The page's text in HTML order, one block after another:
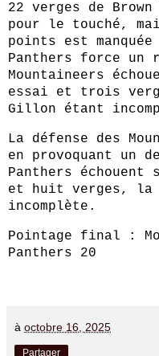
22 verges de
pour le touché,
points est
Panthers force un
Mountaineers
essai et trois
Gillon étant
La défense des
en provoquant un
Panthers échouent
et huit verges, la
incomplète.
Pointage final :
Panthers 20
à octobre 16, 2025
Partager